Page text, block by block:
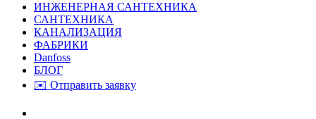
ИНЖЕНЕРНАЯ САНТЕХНИКА
САНТЕХНИКА
КАНАЛИЗАЦИЯ
ФАБРИКИ
Danfoss
БЛОГ
✉️ Отправить заявку